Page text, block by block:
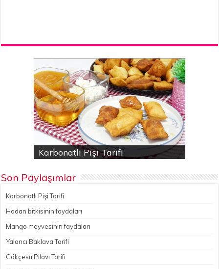
Karbonatlı Pişi Tarifi
Hodan bitkisinin faydaları
Yalancı Baklava Tarifi
Gökçesu Pilavı Tarifi
Nohutlu kereviz yemeği
Son Paylaşımlar
Karbonatlı Pişi Tarifi
Hodan bitkisinin faydaları
Mango meyvesinin faydaları
Yalancı Baklava Tarifi
Gökçesu Pilavı Tarifi